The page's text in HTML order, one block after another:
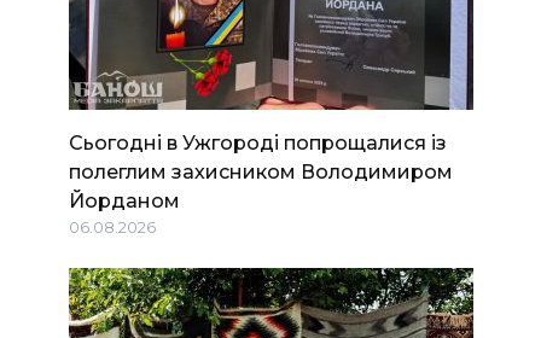
Сьогодні в Ужгороді попрощалися із
полеглим захисником Володимиром
Йорданом
06.08.2026